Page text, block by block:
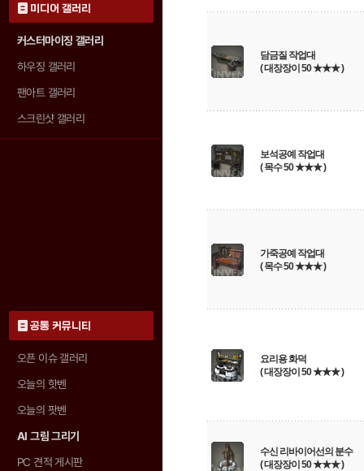
미디어 갤러리
커스터마이징 갤러리
하우징 갤러리
팬아트 갤러리
스크린샷 갤러리
공통 커뮤니티
오픈 이슈 갤러리
오늘의 핫벤
오늘의 팟벤
AI 그림 그리기
PC 견적 게시판
담금질 작업대
( 대장장이 50 ★★★ )
보석공예 작업대
( 목수 50 ★★★ )
가죽공예 작업대
( 목수 50 ★★★ )
요리용 화덕
( 대장장이 50 ★★★ )
수신 리바이어선의 분수
( 대장장이 50 ★★★ )